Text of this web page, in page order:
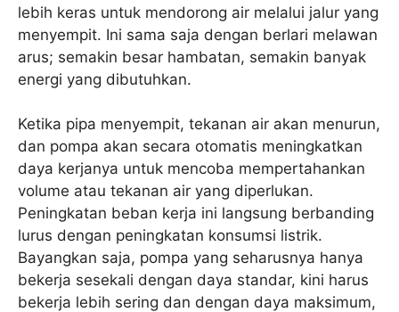
lebih keras untuk mendorong air melalui jalur yang
menyempit. Ini sama saja dengan berlari melawan
arus; semakin besar hambatan, semakin banyak
energi yang dibutuhkan.
Ketika pipa menyempit, tekanan air akan menurun,
dan pompa akan secara otomatis meningkatkan
daya kerjanya untuk mencoba mempertahankan
volume atau tekanan air yang diperlukan.
Peningkatan beban kerja ini langsung berbanding
lurus dengan peningkatan konsumsi listrik.
Bayangkan saja, pompa yang seharusnya hanya
bekerja sesekali dengan daya standar, kini harus
bekerja lebih sering dan dengan daya maksimum,